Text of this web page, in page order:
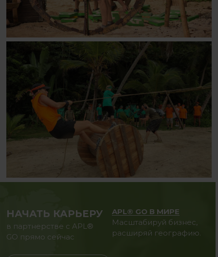
НАЧАТЬ КАРЬЕРУ
в партнерстве с APL®
GO прямо сейчас
APL® GO В МИРЕ
Масштабируй бизнес,
расширяй географию.